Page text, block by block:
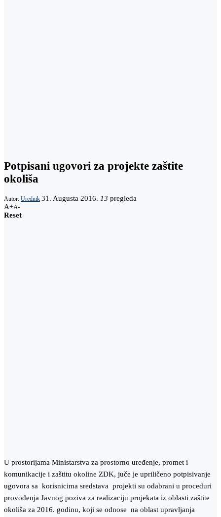
Potpisani ugovori za projekte zaštite
okoliša
Autor: Urednik 31. Augusta 2016. 13 pregleda
A+A-
Reset
U prostorijama Ministarstva za prostorno uređenje, promet i
komunikacije i zaštitu okoline ZDK, juče je upriličeno potpisivanje
ugovora sa korisnicima sredstava projekti su odabrani u proceduri
provođenja Javnog poziva za realizaciju projekata iz oblasti zaštite
okoliša za 2016. godinu, koji se odnose na oblast upravljanja